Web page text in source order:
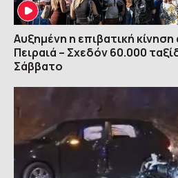
Αυξημένη η επιβατική
Πειραιά – Σχεδόν 60.000
Σάββατο